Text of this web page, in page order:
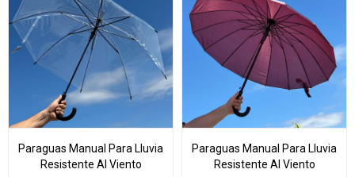
Paraguas Manual Para Lluvia
Resistente Al Viento
Paraguas Manual Para Lluvia
Resistente Al Viento